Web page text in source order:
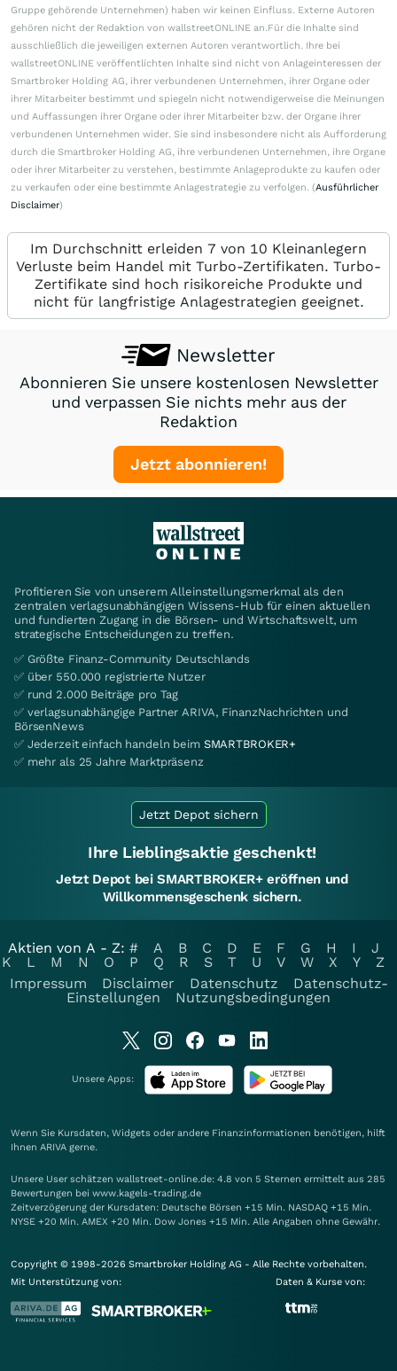
Gruppe gehörende Unternehmen) haben wir keinen Einfluss. Externe Autoren
gehören nicht der Redaktion von wallstreetONLINE an.Für die Inhalte sind
ausschließlich die jeweiligen externen Autoren verantwortlich. Ihre bei
wallstreetONLINE veröffentlichten Inhalte sind nicht von Anlageinteressen der
Smartbroker Holding AG, ihrer verbundenen Unternehmen, ihrer Organe oder
ihrer Mitarbeiter bestimmt und spiegeln nicht notwendigerweise die Meinungen
und Auffassungen ihrer Organe oder ihrer Mitarbeiter bzw. der Organe ihrer
verbundenen Unternehmen wider. Sie sind insbesondere nicht als Aufforderung
durch die Smartbroker Holding AG, ihre verbundenen Unternehmen, ihre Organe
oder ihrer Mitarbeiter zu verstehen, bestimmte Anlageprodukte zu kaufen oder
zu verkaufen oder eine bestimmte Anlagestrategie zu verfolgen. (Ausführlicher
Disclaimer)
Im Durchschnitt erleiden 7 von 10 Kleinanlegern
Verluste beim Handel mit Turbo-Zertifikaten. Turbo-
Zertifikate sind hoch risikoreiche Produkte und
nicht für langfristige Anlagestrategien geeignet.
Newsletter
Abonnieren Sie unsere kostenlosen Newsletter
und verpassen Sie nichts mehr aus der
Redaktion
Jetzt abonnieren!
Profitieren Sie von unserem Alleinstellungsmerkmal als den
zentralen verlagsunabhängigen Wissens-Hub für einen aktuellen
und fundierten Zugang in die Börsen- und Wirtschaftswelt, um
strategische Entscheidungen zu treffen.
✅ Größte Finanz-Community Deutschlands
✅ über 550.000 registrierte Nutzer
✅ rund 2.000 Beiträge pro Tag
✅ verlagsunabhängige Partner ARIVA, FinanzNachrichten und
BörsenNews
✅ Jederzeit einfach handeln beim SMARTBROKER+
✅ mehr als 25 Jahre Marktpräsenz
Jetzt Depot sichern
Ihre Lieblingsaktie geschenkt!
Jetzt Depot bei SMARTBROKER+ eröffnen und
Willkommensgeschenk sichern.
Aktien von A - Z: # A B C D E F G H I
J
K
L M N O P Q R S T U V W X Y
Z
Impressum
Disclaimer Datenschutz
Datenschutz-
Einstellungen
Nutzungsbedingungen
Unsere Apps:
Wenn Sie Kursdaten, Widgets oder andere Finanzinformationen benötigen, hilft
Ihnen ARIVA gerne.
Unsere User schätzen wallstreet-online.de: 4.8 von 5 Sternen ermittelt aus 285
Bewertungen bei www.kagels-trading.de
Zeitverzögerung der Kursdaten: Deutsche Börsen +15 Min. NASDAQ +15 Min.
NYSE +20 Min. AMEX +20 Min. Dow Jones +15 Min. Alle Angaben ohne Gewähr.
Copyright © 1998-2026 Smartbroker Holding AG - Alle Rechte vorbehalten.
Mit Unterstützung von:
Daten & Kurse von: